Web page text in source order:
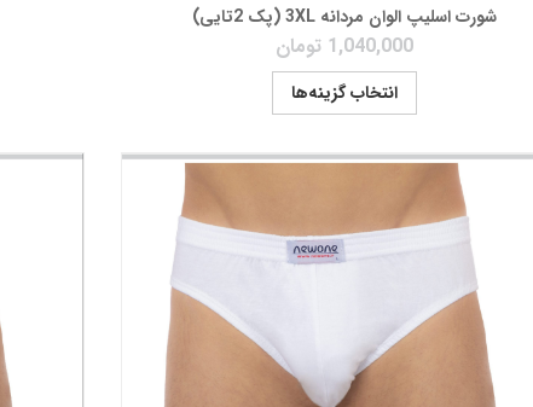
شورت اسلیپ الوان مردانه 3XL (پک 2تایی)
1,040,000 تومان
انتخاب گزینه‌ها